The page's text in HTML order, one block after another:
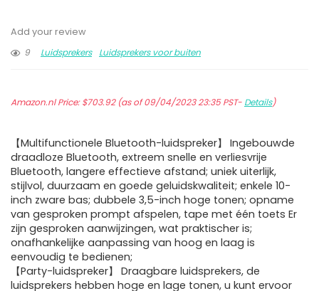
Add your review
9
Luidsprekers Luidsprekers voor buiten
Amazon.nl Price:$703.92(as of 09/04/2023 23:35 PST- Details)
【Multifunctionele Bluetooth-luidspreker】 Ingebouwde
draadloze Bluetooth, extreem snelle en verliesvrije
Bluetooth, langere effectieve afstand; uniek uiterlijk,
stijlvol, duurzaam en goede geluidskwaliteit; enkele 10-
inch zware bas; dubbele 3,5-inch hoge tonen; opname
van gesproken prompt afspelen, tape met één toets Er
zijn gesproken aanwijzingen, wat praktischer is;
onafhankelijke aanpassing van hoog en laag is
eenvoudig te bedienen;
【Party-luidspreker】 Draagbare luidsprekers, de
luidsprekers hebben hoge en lage tonen, u kunt ervoor